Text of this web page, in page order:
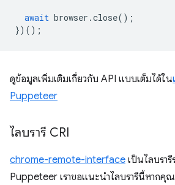
await browser .close();
})();
ดูข้อมูลเพิ่มเติมเกี่ยวกับ API แบบเต็มได้ใน
Puppeteer
ไลบรารี CRI
chrome-remote-interface เป็นไลบรา
Puppeteer เราขอแนะนำไลบรารีนี้หากคุณ